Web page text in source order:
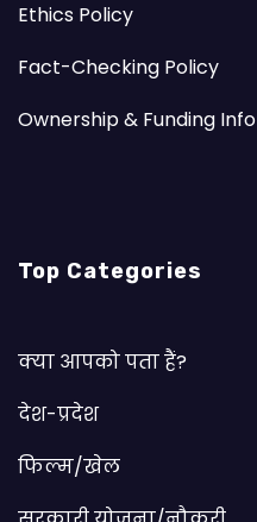
Ethics Policy
Fact-Checking Policy
Ownership & Funding Info
Top Categories
क्या आपको पता हैं?
देश-प्रदेश
फिल्म/खेल